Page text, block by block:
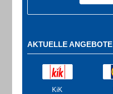
AKTUELLE ANGEBOTE
KiK